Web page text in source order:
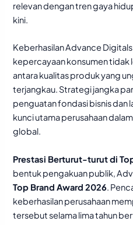
relevan dengan tren gaya
kini.
Keberhasilan Advance
kepercayaan konsumen tidak
antara kualitas produk yang
terjangkau. Strategi jangka
penguatan fondasi bisnis dan
kunci utama perusahaan
global.
Prestasi Berturut-turut di
bentuk pengakuan publik,
Top Brand Award 2026.
keberhasilan perusahaan
tersebut selama lima tahun